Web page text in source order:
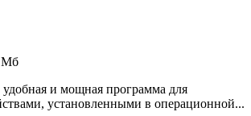
Мб
и мощная программа для
установленными в операционной...